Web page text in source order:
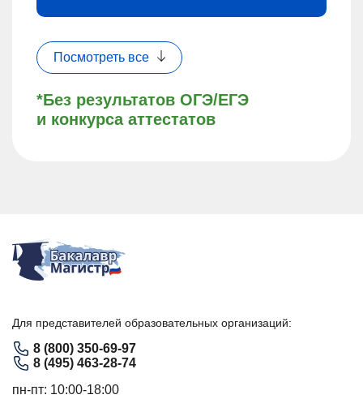
*Без результатов ОГЭ/ЕГЭ
и конкурса аттестатов
Посмотреть все
Для представителей образовательных организаций:
8 (800) 350-69-97
8 (495) 463-28-74
пн-пт: 10:00-18:00